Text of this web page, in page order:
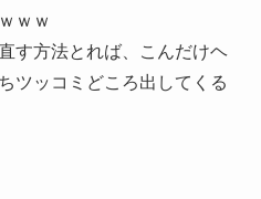
ｗｗ
す方法とれば、こんだけヘ
ツッコミどころ出してくる